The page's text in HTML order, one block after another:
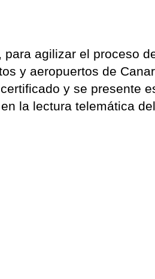
agilizar el proceso
y aeropuertos de
y se presente
la lectura telemática